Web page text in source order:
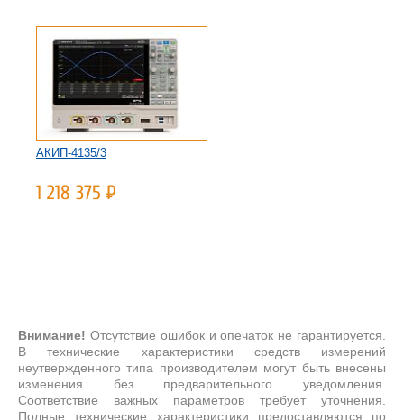
АКИП-4135/3
1 218 375Р
Внимание! Отсутствие ошибок и опечаток не гарантируется.
В технические характеристики средств измерений
неутвержденного типа производителем могут быть внесены
изменения без предварительного уведомления.
Соответствие важных параметров требует уточнения.
Полные технические характеристики предоставляются по